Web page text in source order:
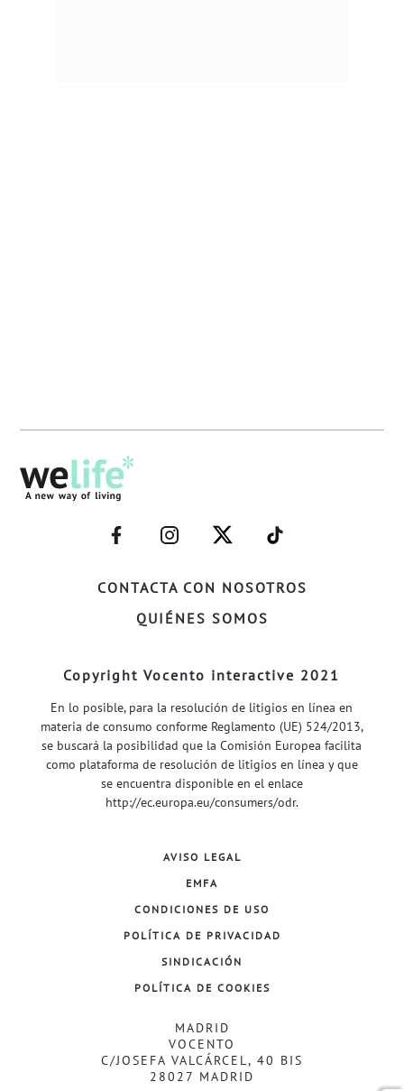
CONTACTA CON NOSOTROS
QUIÉNES SOMOS
–
FACEBOOK–
–
INSTAGRAM–
–
TWITTER–
–
WELIFE–
Copyright Vocento interactive 2021
En lo posible, para la resolución de litigios en línea en
materia de consumo conforme Reglamento (UE) 524/2013,
se buscará la posibilidad que la Comisión Europea facilita
como plataforma de resolución de litigios en línea y que
se encuentra disponible en el enlace
http://ec.europa.eu/consumers/odr.
AVISO LEGAL
EMFA
CONDICIONES DE USO
POLÍTICA DE PRIVACIDAD
SINDICACIÓN
POLÍTICA DE COOKIES
MADRID
VOCENTO
C/JOSEFA VALCÁRCEL, 40 BIS
28027 MADRID